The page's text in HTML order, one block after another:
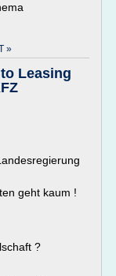
»
Leasing
geht kaum !
?